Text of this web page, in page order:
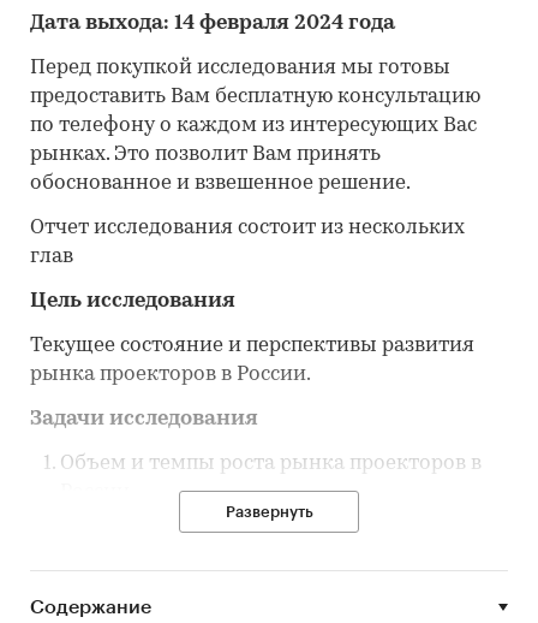
Дата выхода: 14 февраля 2024 года
Перед покупкой исследования мы готовы
предоставить Вам бесплатную консультацию
по телефону о каждом из интересующих Вас
рынках. Это позволит Вам принять
обоснованное и взвешенное решение.
Отчет исследования состоит из нескольких
глав
Цель исследования
Текущее состояние и перспективы развития
рынка проекторов в России.
Задачи исследования
Объем и темпы роста рынка проекторов в
Объем и темпы производства рынка
Объем импорта в Россию и экспорта из
Развернуть
Содержание